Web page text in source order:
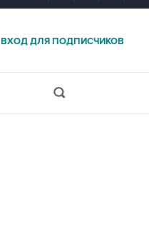
ВХОД ДЛЯ ПОДПИСЧИКОВ